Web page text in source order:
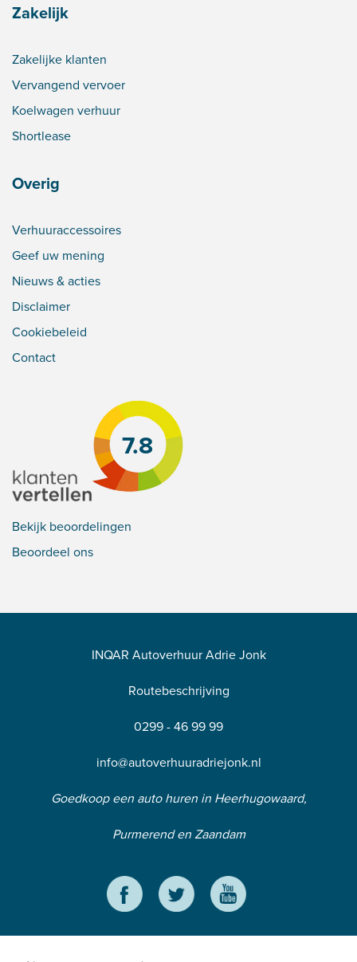
Zakelijk
Zakelijke klanten
Vervangend vervoer
Koelwagen verhuur
Shortlease
Overig
Verhuuraccessoires
Geef uw mening
Nieuws & acties
Disclaimer
Cookiebeleid
Contact
7.8
Bekijk beoordelingen
Beoordeel ons
INQAR Autoverhuur Adrie Jonk
Routebeschrijving
0299 - 46 99 99
info@autoverhuuradriejonk.nl
Goedkoop een auto huren in Heerhugowaard,
Purmerend en Zaandam